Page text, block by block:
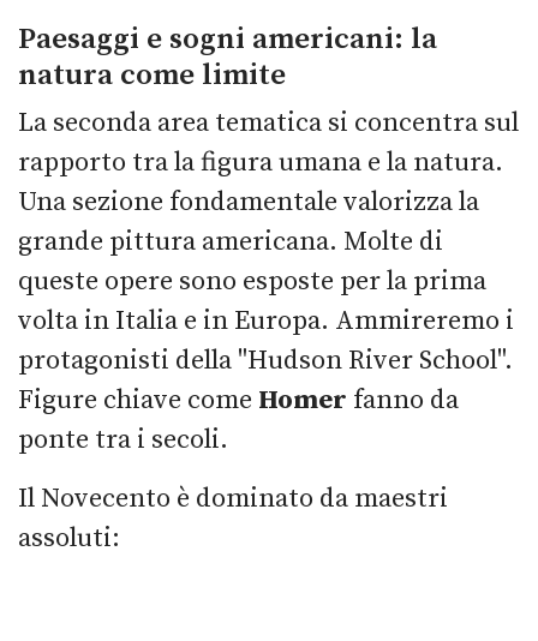
Paesaggi e sogni americani: la
natura come limite
La seconda area tematica si concentra sul
rapporto tra la figura umana e la natura.
Una sezione fondamentale valorizza la
grande pittura americana. Molte di
queste opere sono esposte per la prima
volta in Italia e in Europa. Ammireremo i
protagonisti della "Hudson River School".
Figure chiave come Homer fanno da
ponte tra i secoli.
Il Novecento è dominato da maestri
assoluti: